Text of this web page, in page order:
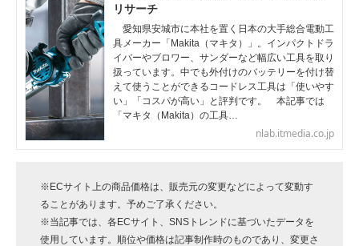
リサーチ
愛知県安城市に本社を置く日本の大手総合電動工
具メーカー「Makita（マキタ）」。インパクトドラ
イバーやブロワー、サンダーなど幅広い工具を取り
扱っています。中でも外付けのバッテリーを付け替
えて使うことができるコードレス工具は「使いやす
い」「コスパが高い」と評判です。 本記事では
「マキタ（Makita）の工具…
nlab.itmedia.co.jp
※ECサイト上の商品価格は、販売元の変更などによって変動す
ることがあります。予めご了承ください。
※当記事では、各ECサイト、SNSトレンドに基づいたデータを
使用しています。順位や価格は記事制作時のものであり、変更さ